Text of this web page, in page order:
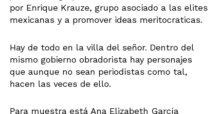
por Enrique Krauze, grupo asociado a las elites
mexicanas y a promover ideas meritocraticas.
Hay de todo en la villa del señor. Dentro del
mismo gobierno obradorista hay personajes
que aunque no sean periodistas como tal,
hacen las veces de ello.
Para muestra está Ana Elizabeth García